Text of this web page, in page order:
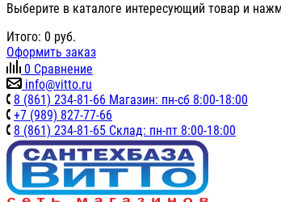
Выберите в каталоге интересующий товар и
Итого: 0 руб.
Оформить заказ
0 Сравнение
info@vitto.ru
8 (861) 234-81-66 Магазин: пн-сб 8:00-18:00
+7 (989) 827-77-66
8 (861) 234-81-65 Склад: пн-пт 8:00-18:00